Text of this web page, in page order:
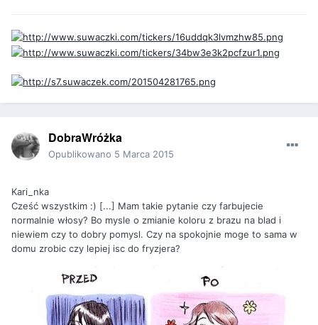
DobraWróżka
Opublikowano 5 Marca 2015
Kari_nka
Cześć wszystkim :) [...] Mam takie pytanie czy farbujecie
normalnie włosy? Bo mysle o zmianie koloru z brazu na blad i
niewiem czy to dobry pomysl. Czy na spokojnie moge to sama w
domu zrobic czy lepiej isc do fryzjera?